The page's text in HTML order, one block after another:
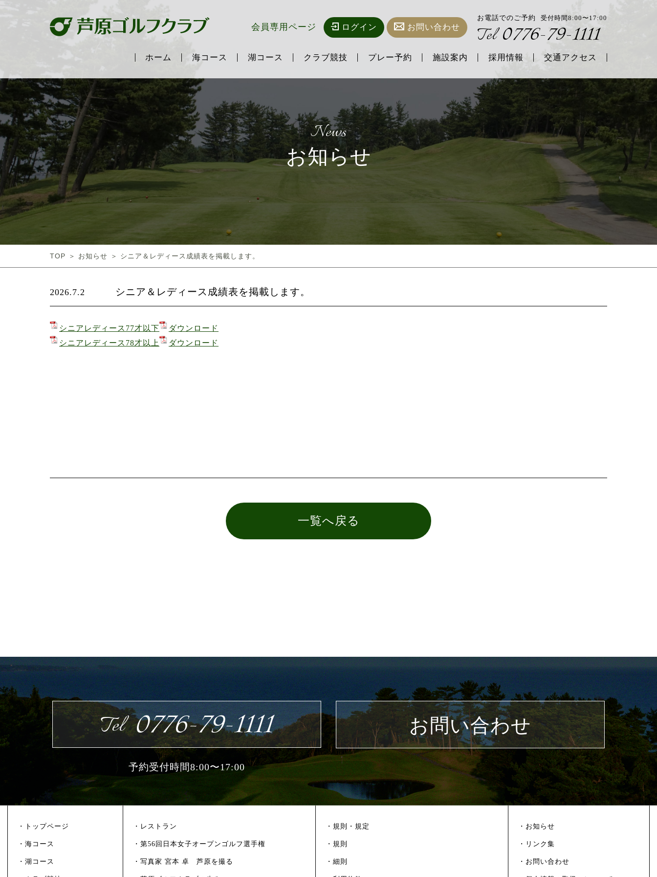
会員専用ページ ログイン お問い合わせ
お電話でのご予約 受付時間8:00〜17:00
Tel 0776-79-1111
ホーム 海コース 湖コース クラブ競技 プレー予約 施設案内 採用情報 交通アクセス
News
お知らせ
TOP お知らせ シニア＆レディース成績表を掲載します。
2026.7.2 シニア＆レディース成績表を掲載します。
シニアレディース77才以下
ダウンロード
シニアレディース78才以上
ダウンロード
一覧へ戻る
Tel 0776-79-1111
予約受付時間8:00〜17:00
お問い合わせ
・トップページ
・海コース
・湖コース
・レストラン
・第56回日本女子オープンゴルフ選手権
・写真家 宮本 卓 芦原を撮る
・規則・規定
・規則
・細則
・お知らせ
・リンク集
・お問い合わせ